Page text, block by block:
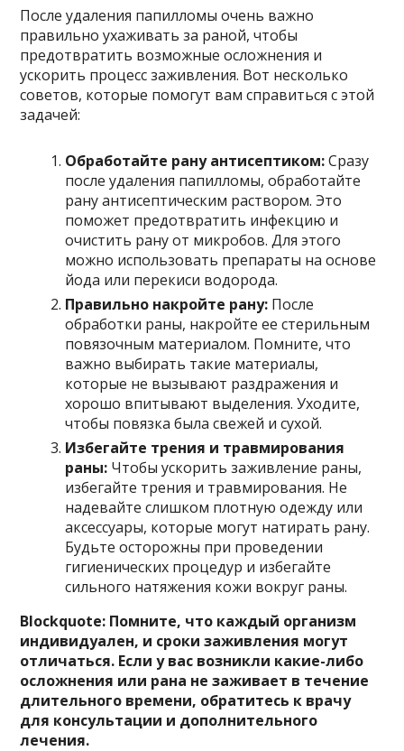
После удаления папилломы очень важно
правильно ухаживать за раной, чтобы
предотвратить возможные осложнения и
ускорить процесс заживления. Вот несколько
советов, которые помогут вам справиться с этой
задачей:
Обработайте рану антисептиком:Сразу
после удаления папилломы, обработайте
рану антисептическим раствором. Это
поможет предотвратить инфекцию и
очистить рану от микробов. Для этого
можно использовать препараты на основе
йода или перекиси водорода.
Правильно накройте рану: После
обработки раны, накройте ее стерильным
повязочным материалом. Помните, что
важно выбирать такие материалы,
которые не вызывают раздражения и
хорошо впитывают выделения. Уходите,
чтобы повязка была свежей и сухой.
Избегайте трения и травмирования
раны: Чтобы ускорить заживление раны,
избегайте трения и травмирования. Не
надевайте слишком плотную одежду или
аксессуары, которые могут натирать рану.
Будьте осторожны при проведении
гигиенических процедур и избегайте
сильного натяжения кожи вокруг раны.
Blockquote: Помните, что каждый организм
индивидуален, и сроки заживления могут
отличаться. Если у вас возникли какие-либо
осложнения или рана не заживает в течение
длительного времени, обратитесь к врачу
для консультации и дополнительного
лечения.